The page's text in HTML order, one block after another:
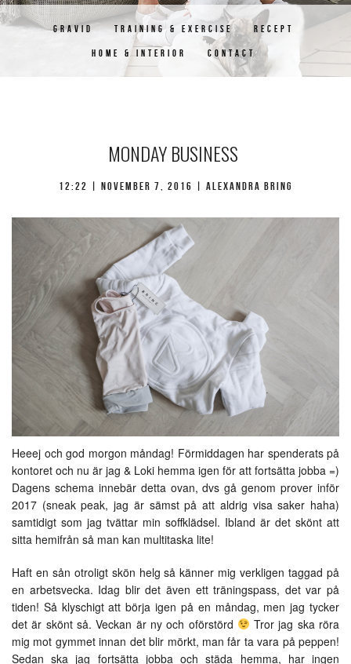
GRAVID TRAINING & EXERCISE RECEPT
HOME & INTERIOR CONTACT
MONDAY BUSINESS
12:22 | november 7, 2016 | Alexandra Bring
Heeej och god morgon måndag! Förmiddagen har spenderats på
kontoret och nu är jag & Loki hemma igen för att fortsätta jobba =)
Dagens schema innebär detta ovan, dvs gå genom prover inför
2017 (sneak peak, jag är sämst på att aldrig visa saker haha)
samtidigt som jag tvättar min soffklädsel. Ibland är det skönt att
sitta hemifrån så man kan multitaska lite!
Haft en sån otroligt skön helg så känner mig verkligen taggad på
en arbetsvecka. Idag blir det även ett träningspass, det var på
tiden! Så klyschigt att börja igen på en måndag, men jag tycker
det är skönt så. Veckan är ny och oförstörd
Tror jag ska röra
mig mot gymmet innan det blir mörkt, man får ta vara på peppen!
Sedan ska jag fortsätta jobba och städa hemma, har ingen